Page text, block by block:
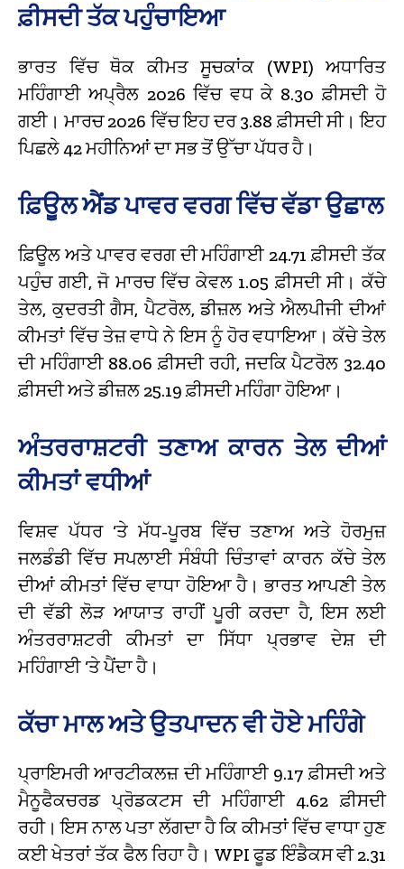
ਫ਼ੀਸਦੀ ਤੱਕ ਪਹੁੰਚਾਇਆ
ਭਾਰਤ ਵਿੱਚ ਥੋਕ ਕੀਮਤ ਸੂਚਕਾਂਕ (WPI) ਅਧਾਰਿਤ
ਮਹਿੰਗਾਈ ਅਪ੍ਰੈਲ 2026 ਵਿੱਚ ਵਧ ਕੇ 8.30 ਫ਼ੀਸਦੀ ਹੋ
ਗਈ। ਮਾਰਚ 2026 ਵਿੱਚ ਇਹ ਦਰ 3.88 ਫ਼ੀਸਦੀ ਸੀ। ਇਹ
ਪਿਛਲੇ 42 ਮਹੀਨਿਆਂ ਦਾ ਸਭ ਤੋਂ ਉੱਚਾ ਪੱਧਰ ਹੈ।
ਫ਼ਿਊਲ ਐਂਡ ਪਾਵਰ ਵਰਗ ਵਿੱਚ ਵੱਡਾ ਉਛਾਲ
ਫ਼ਿਊਲ ਅਤੇ ਪਾਵਰ ਵਰਗ ਦੀ ਮਹਿੰਗਾਈ 24.71 ਫ਼ੀਸਦੀ ਤੱਕ
ਪਹੁੰਚ ਗਈ, ਜੋ ਮਾਰਚ ਵਿੱਚ ਕੇਵਲ 1.05 ਫ਼ੀਸਦੀ ਸੀ। ਕੱਚੇ
ਤੇਲ, ਕੁਦਰਤੀ ਗੈਸ, ਪੈਟਰੋਲ, ਡੀਜ਼ਲ ਅਤੇ ਐਲਪੀਜੀ ਦੀਆਂ
ਕੀਮਤਾਂ ਵਿੱਚ ਤੇਜ਼ ਵਾਧੇ ਨੇ ਇਸ ਨੂੰ ਹੋਰ ਵਧਾਇਆ। ਕੱਚੇ ਤੇਲ
ਦੀ ਮਹਿੰਗਾਈ 88.06 ਫ਼ੀਸਦੀ ਰਹੀ, ਜਦਕਿ ਪੈਟਰੋਲ 32.40
ਫ਼ੀਸਦੀ ਅਤੇ ਡੀਜ਼ਲ 25.19 ਫ਼ੀਸਦੀ ਮਹਿੰਗਾ ਹੋਇਆ।
ਅੰਤਰਰਾਸ਼ਟਰੀ ਤਣਾਅ ਕਾਰਨ ਤੇਲ ਦੀਆਂ
ਕੀਮਤਾਂ ਵਧੀਆਂ
ਵਿਸ਼ਵ ਪੱਧਰ ‘ਤੇ ਮੱਧ-ਪੂਰਬ ਵਿੱਚ ਤਣਾਅ ਅਤੇ ਹੋਰਮੁਜ਼
ਜਲਡੰਡੀ ਵਿੱਚ ਸਪਲਾਈ ਸੰਬੰਧੀ ਚਿੰਤਾਵਾਂ ਕਾਰਨ ਕੱਚੇ ਤੇਲ
ਦੀਆਂ ਕੀਮਤਾਂ ਵਿੱਚ ਵਾਧਾ ਹੋਇਆ ਹੈ। ਭਾਰਤ ਆਪਣੀ ਤੇਲ
ਦੀ ਵੱਡੀ ਲੋੜ ਆਯਾਤ ਰਾਹੀਂ ਪੂਰੀ ਕਰਦਾ ਹੈ, ਇਸ ਲਈ
ਅੰਤਰਰਾਸ਼ਟਰੀ ਕੀਮਤਾਂ ਦਾ ਸਿੱਧਾ ਪ੍ਰਭਾਵ ਦੇਸ਼ ਦੀ
ਮਹਿੰਗਾਈ ‘ਤੇ ਪੈਂਦਾ ਹੈ।
ਕੱਚਾ ਮਾਲ ਅਤੇ ਉਤਪਾਦਨ ਵੀ ਹੋਏ ਮਹਿੰਗੇ
ਪ੍ਰਾਇਮਰੀ ਆਰਟੀਕਲਜ਼ ਦੀ ਮਹਿੰਗਾਈ 9.17 ਫ਼ੀਸਦੀ ਅਤੇ
ਮੈਨੂਫੈਕਚਰਡ ਪ੍ਰੋਡਕਟਸ ਦੀ ਮਹਿੰਗਾਈ 4.62 ਫ਼ੀਸਦੀ
ਰਹੀ। ਇਸ ਨਾਲ ਪਤਾ ਲੱਗਦਾ ਹੈ ਕਿ ਕੀਮਤਾਂ ਵਿੱਚ ਵਾਧਾ ਹੁਣ
ਕਈ ਖੇਤਰਾਂ ਤੱਕ ਫੈਲ ਰਿਹਾ ਹੈ। WPI ਫੂਡ ਇੰਡੈਕਸ ਵੀ 2.31